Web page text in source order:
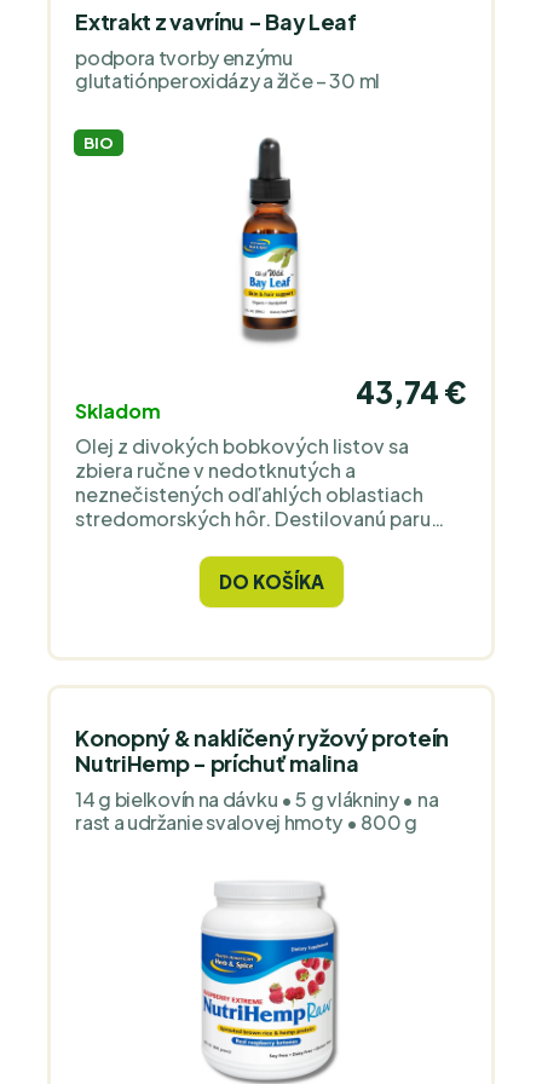
Extrakt z vavrínu - Bay Leaf
podpora tvorby enzýmu
glutatiónperoxidázy a žlče – 30 ml
BIO
Skladom
43,74 €
Olej z divokých bobkových listov sa
zbiera ručne v nedotknutých a
neznečistených odľahlých oblastiach
stredomorských hôr. Destilovanú paru
vmasírovať na sliznice a pokožku hlavy.
Ideálne na prirodzenú podporu zdravia
pokožky a vlasov.
DO KOŠÍKA
Konopný & naklíčený ryžový proteín
NutriHemp - príchuť malina
14 g bielkovín na dávku • 5 g vlákniny • na
rast a udržanie svalovej hmoty • 800 g